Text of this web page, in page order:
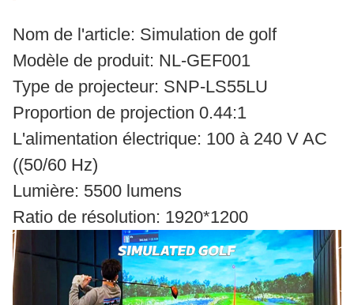
Nom de l'article: Simulation de golf
Modèle de produit: NL-GEF001
Type de projecteur: SNP-LS55LU
Proportion de projection 0.44:1
L'alimentation électrique: 100 à 240 V AC
((50/60 Hz)
Lumière: 5500 lumens
Ratio de résolution: 1920*1200